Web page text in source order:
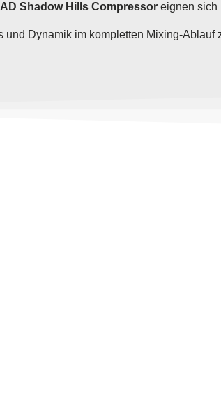
Shadow Hills Compressor eignen sich
und Dynamik im kompletten Mixing-Ablauf